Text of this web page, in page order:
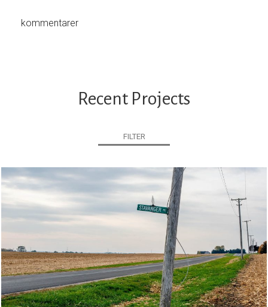
kommentarer
Recent Projects
FILTER